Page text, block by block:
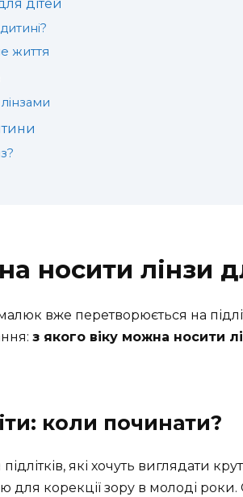
дітей
життя
носити лінзи
вже перетворюється на
з якого віку можна носити
коли починати?
які хочуть виглядати
корекції зору в молоді роки.